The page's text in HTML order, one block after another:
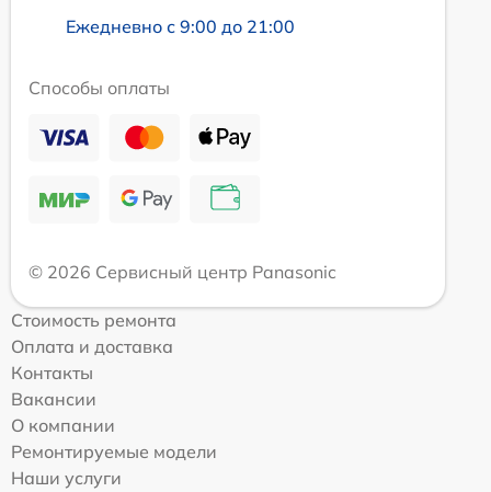
Ежедневно с 9:00 до 21:00
Способы оплаты
© 2026 Сервисный центр Panasonic
Стоимость ремонта
Оплата и доставка
Контакты
Вакансии
О компании
Ремонтируемые модели
Наши услуги